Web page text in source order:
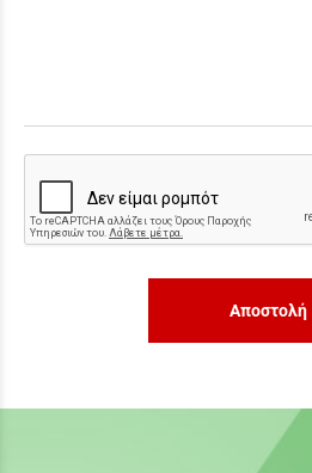
Αποστολή